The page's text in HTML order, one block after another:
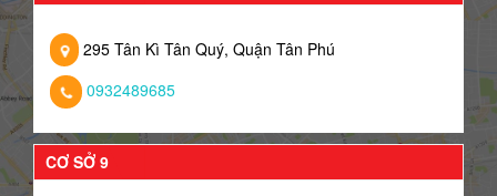
295 Tân Kì Tân Quý, Quận Tân Phú
0932489685
CƠ SỞ 9